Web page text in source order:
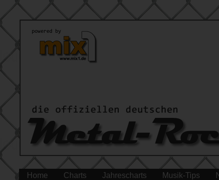
Home Charts Jahrescharts Musik-Tips